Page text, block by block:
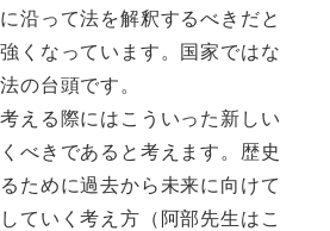
沿って法を解釈するべきだと
くなっています。国家ではな
の台頭です。
える際にはこういった新しい
べきであると考えます。歴史
ために過去から未来に向けて
ていく考え方（阿部先生はこ